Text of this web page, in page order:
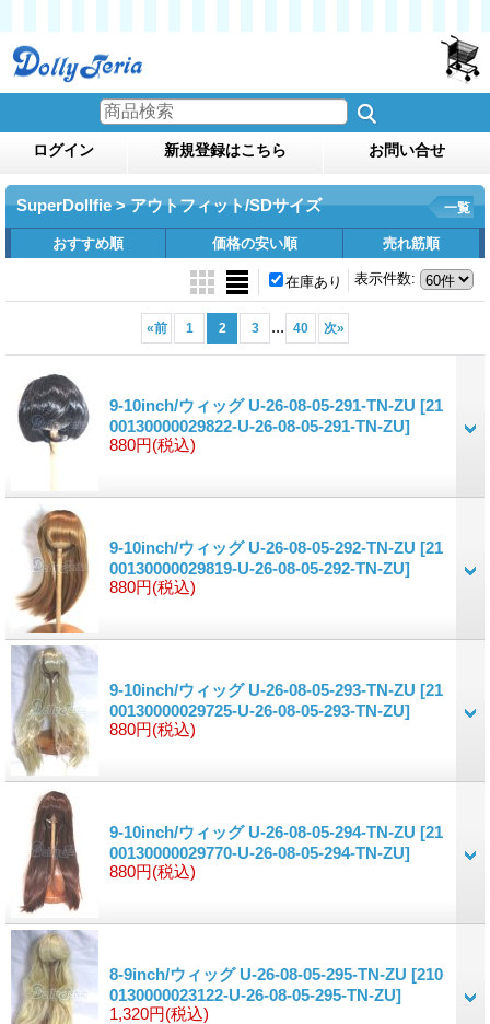
ログイン 新規登録はこちら お問い合せ
SuperDollfie > アウトフィット/SDサイズ 一覧
おすすめ順 価格の安い順 売れ筋順
表示件数:
在庫あり
«前 1 2 3 ... 40 次»
9-10inch/ウィッグ U-26-08-05-291-TN-ZU [21
00130000029822-U-26-08-05-291-TN-ZU]
880円(税込)
9-10inch/ウィッグ U-26-08-05-292-TN-ZU [21
00130000029819-U-26-08-05-292-TN-ZU]
880円(税込)
9-10inch/ウィッグ U-26-08-05-293-TN-ZU [21
00130000029725-U-26-08-05-293-TN-ZU]
880円(税込)
9-10inch/ウィッグ U-26-08-05-294-TN-ZU [21
00130000029770-U-26-08-05-294-TN-ZU]
880円(税込)
8-9inch/ウィッグ U-26-08-05-295-TN-ZU [210
0130000023122-U-26-08-05-295-TN-ZU]
1,320円(税込)